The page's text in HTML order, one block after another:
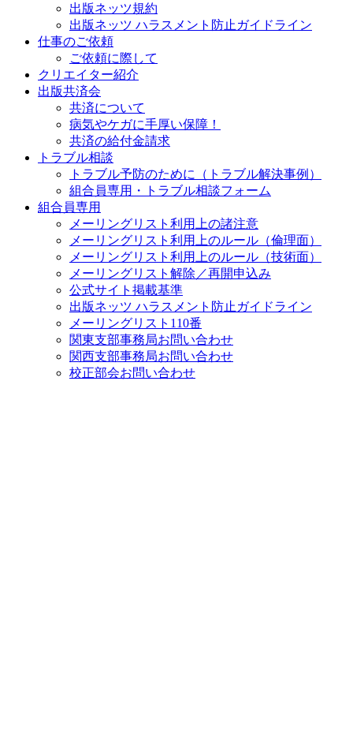
出版ネッツ規約
出版ネッツ ハラスメント防止ガイドライン
仕事のご依頼
ご依頼に際して
クリエイター紹介
出版共済会
共済について
病気やケガに手厚い保障！
共済の給付金請求
トラブル相談
トラブル予防のために（トラブル解決事例）
組合員専用・トラブル相談フォーム
組合員専用
メーリングリスト利用上の諸注意
メーリングリスト利用上のルール（倫理面）
メーリングリスト利用上のルール（技術面）
メーリングリスト解除／再開申込み
公式サイト掲載基準
出版ネッツ ハラスメント防止ガイドライン
メーリングリスト110番
関東支部事務局お問い合わせ
関西支部事務局お問い合わせ
校正部会お問い合わせ